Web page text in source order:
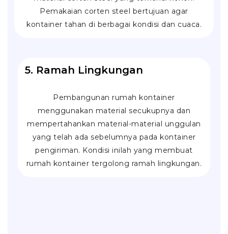
Pemakaian corten steel bertujuan agar
kontainer tahan di berbagai kondisi dan cuaca.
5. Ramah Lingkungan
Pembangunan rumah kontainer
menggunakan material secukupnya dan
mempertahankan material-material unggulan
yang telah ada sebelumnya pada kontainer
pengiriman. Kondisi inilah yang membuat
rumah kontainer tergolong ramah lingkungan.